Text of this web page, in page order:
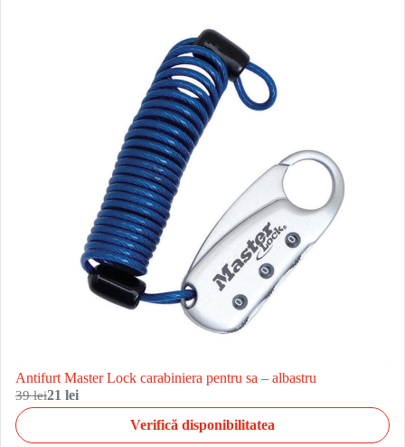
Antifurt Master Lock carabiniera pentru sa – albastru
39 lei21 lei
Verifică disponibilitatea